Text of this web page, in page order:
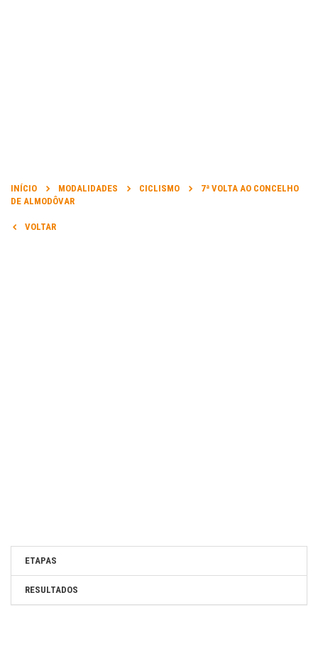
22 Mar 2014 a 23 Mar 2014
INÍCIO MODALIDADES CICLISMO
7ª VOLTA AO CONCELHO
DE ALMODÔVAR
VOLTAR
ETAPAS
RESULTADOS